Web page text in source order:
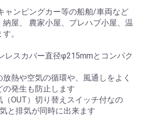
ャンピングカー等の船舶/車両など
屋、 農家小屋、プレハブ小屋、温
。
レスカバー直径φ215mmとコンパク
放熱や空気の循環や、風通しをよく
発生も防止します
（OUT）切り替えスイッチ付なの
と排気が同時に出来ます